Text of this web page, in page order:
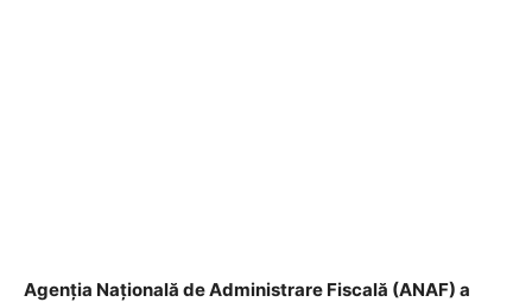
Agenția Națională de Administrare Fiscală (ANAF) a